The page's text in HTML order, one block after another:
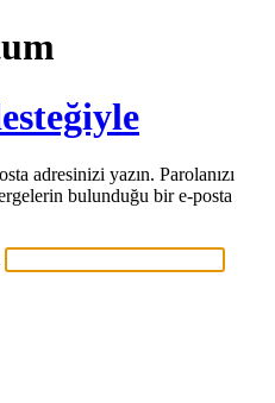
adresinizi yazın. Parolanızı
bulunduğu bir e-posta